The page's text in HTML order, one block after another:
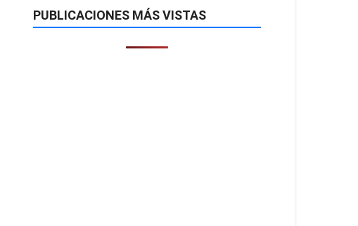
PUBLICACIONES MÁS VISTAS